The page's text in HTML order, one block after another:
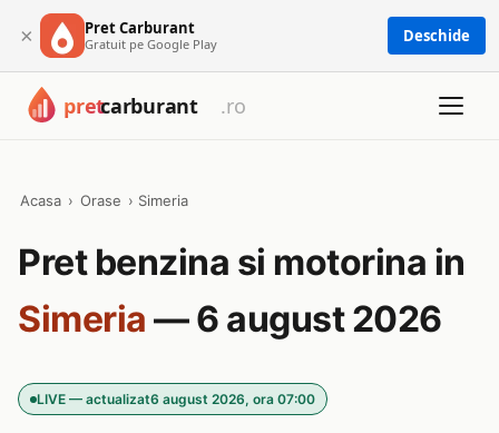
× Pret Carburant
Gratuit pe Google Play Deschide
Acasa › Orase › Simeria
Pret benzina si motorina in
Simeria — 6 august 2026
LIVE — actualizat6 august 2026, ora 07:00